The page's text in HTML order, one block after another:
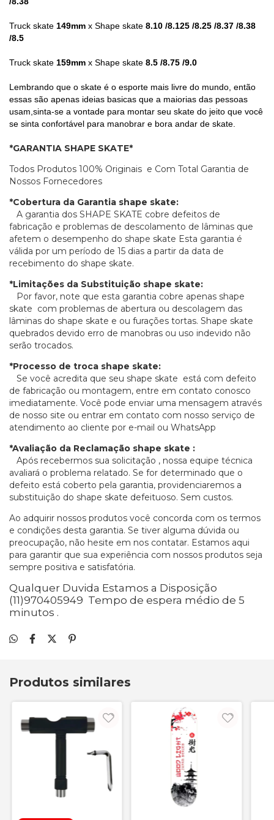
Truck skate 149mm x Shape skate 8.10 /8.125 /8.25 /8.37 /8.38
/8.5
Truck skate 159mm x Shape skate 8.5 /8.75 /9.0
Lembrando que o skate é o esporte mais livre do mundo, então
essas são apenas ideias basicas que a maiorias das pessoas
usam,sinta-se a vontade para montar seu skate do jeito que você
se sinta confortável para manobrar e bora andar de skate.
*GARANTIA SHAPE SKATE*
Todos Produtos 100% Originais e Com Total Garantia de
Nossos Fornecedores
*Cobertura da Garantia shape skate:
A garantia dos SHAPE SKATE cobre defeitos de
fabricação e problemas de descolamento de lâminas que
afetem o desempenho do shape skate Esta garantia é
válida por um período de 15 dias a partir da data de
recebimento do shape skate.
*Limitações da Substituição shape skate:
Por favor, note que esta garantia cobre apenas shape
skate com problemas de abertura ou descolagem das
lâminas do shape skate e ou furações tortas. Shape skate
quebrados devido erro de manobras ou uso indevido não
serão trocados.
*Processo de troca shape skate:
Se você acredita que seu shape skate está com defeito
de fabricação ou montagem, entre em contato conosco
imediatamente. Você pode enviar uma mensagem através
de nosso site ou entrar em contato com nosso serviço de
atendimento ao cliente por e-mail ou WhatsApp
*Avaliação da Reclamação shape skate :
Após recebermos sua solicitação , nossa equipe técnica
avaliará o problema relatado. Se for determinado que o
defeito está coberto pela garantia, providenciaremos a
substituição do shape skate defeituoso. Sem custos.
Ao adquirir nossos produtos você concorda com os termos
e condições desta garantia. Se tiver alguma dúvida ou
preocupação, não hesite em nos contatar. Estamos aqui
para garantir que sua experiência com nossos produtos seja
sempre positiva e satisfatória.
Qualquer Duvida Estamos a Disposição
(11)970405949 Tempo de espera médio de 5
minutos .
Produtos similares